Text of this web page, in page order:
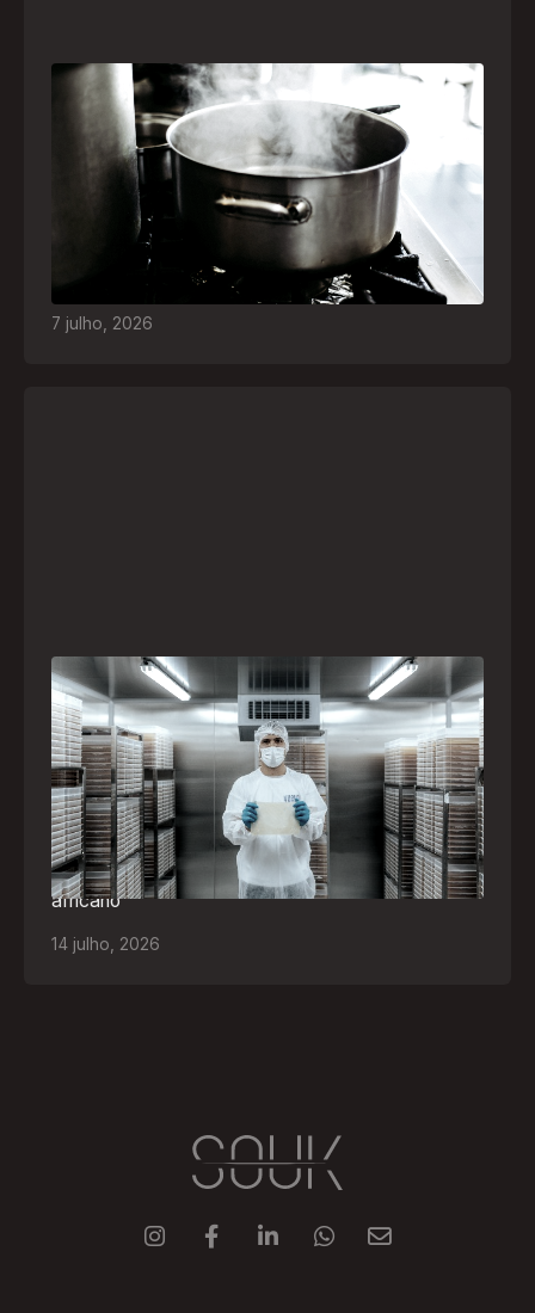
Frio leva brasileiros a improvisar para se
aquecer e aumenta risco de queimaduras
dentro de casa
O inverno chegou e, com ele, práticas perigosas
para espantar o frio voltam a ser comuns. Saiba
quais são os riscos e como agir em caso de
7 julho 2026
A paranaense Vuelo Pharma é uma das 13
empresas brasileiras selecionadas para
representar o Brasil na maior feira de
negócios de Angola
Empresa participará da FILDA 2026, em Luanda,
levando tecnologias brasileiras para tratamento de
feridas, ostomia e proteção cutânea ao mercado
africano
14 julho, 2026
    